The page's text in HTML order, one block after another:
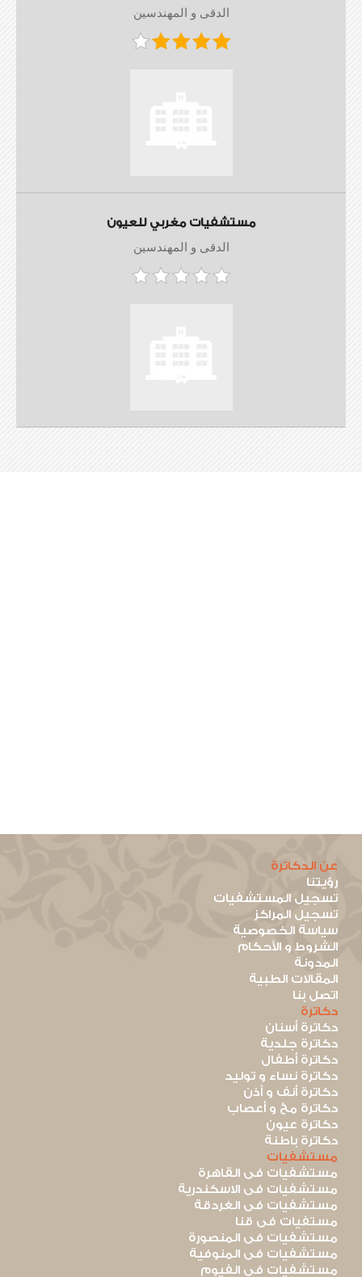
الدقى و المهندسين
مستشفيات مغربي للعيون
الدقى و المهندسين
عن الدكاترة
رؤيتنا
تسجيل المستشفيات
تسجيل المراكز
سياسة الخصوصية
الشروط و الأحكام
المدونة
المقالات الطبية
اتصل بنا
دكاترة
دكاترة أسنان
دكاترة جلدية
دكاترة أطفال
دكاترة نساء و توليد
دكاترة أنف و أذن
دكاترة مخ و أعصاب
دكاترة عيون
دكاترة باطنة
مستشفيات
مستشفيات فى القاهرة
مستشفيات فى الاسكندرية
مستشفيات فى الغردقة
مستفيات فى قنا
مستشفيات فى المنصورة
مستشفيات فى المنوفية
مستشفيات فى الفيوم